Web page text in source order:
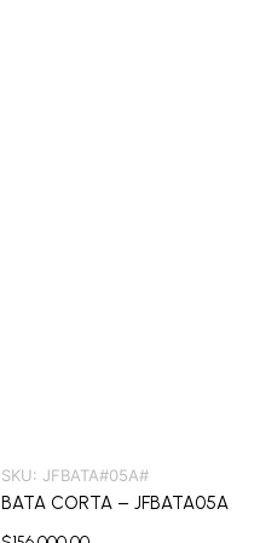
SKU: JFBATA#05A#
BATA CORTA – JFBATA05A